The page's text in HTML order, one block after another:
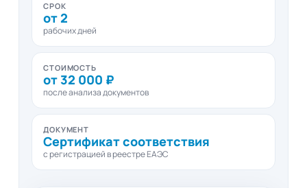
СРОК
от 2
рабочих дней
СТОИМОСТЬ
от 32 000 ₽
после анализа документов
ДОКУМЕНТ
Сертификат соответствия
с регистрацией в реестре ЕАЭС